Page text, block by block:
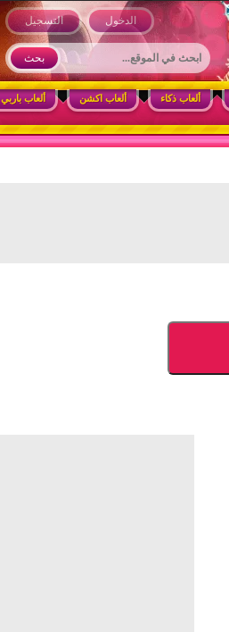
التسجيل
الدخول
ألعاب ذكاء ألعاب اكشن ألعاب باربي